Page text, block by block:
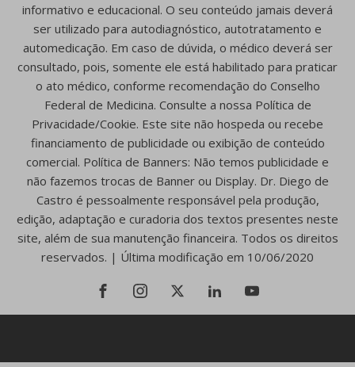
informativo e educacional. O seu conteúdo jamais deverá
ser utilizado para autodiagnóstico, autotratamento e
automedicação. Em caso de dúvida, o médico deverá ser
consultado, pois, somente ele está habilitado para praticar
o ato médico, conforme recomendação do Conselho
Federal de Medicina. Consulte a nossa Política de
Privacidade/Cookie. Este site não hospeda ou recebe
financiamento de publicidade ou exibição de conteúdo
comercial. Política de Banners: Não temos publicidade e
não fazemos trocas de Banner ou Display. Dr. Diego de
Castro é pessoalmente responsável pela produção,
edição, adaptação e curadoria dos textos presentes neste
site, além de sua manutenção financeira. Todos os direitos
reservados. | Última modificação em 10/06/2020